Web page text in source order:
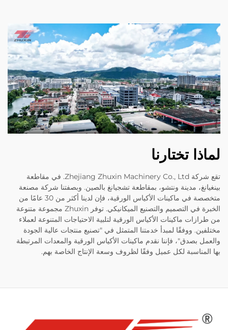
لماذا تختارنا
تقع شركة Zhejiang Zhuxin Machinery Co., Ltd. في مقاطعة
بينغيانغ، مدينة ونتشو، بمقاطعة تشجيانغ بالصين. وبصفتنا شركة مصنعة
متخصصة في ماكينات الأكياس الورقية، فإن لدينا أكثر من 30 عامًا من
الخبرة في التصميم والتصنيع الميكانيكي. توفر Zhuxin مجموعة متنوعة
من طرازات ماكينات الأكياس الورقية لتلبية الاحتياجات المتنوعة لعملاء
مختلفين. ووفقًا لمبدأ خدمتنا المتمثل في "تصنيع منتجات عالية الجودة
والعمل بصدق"، فإننا نقدم ماكينات الأكياس الورقية والمعدات المرتبطة
بها المناسبة لكل عميل وفقًا لظروف وسعة الإنتاج الخاصة بهم.